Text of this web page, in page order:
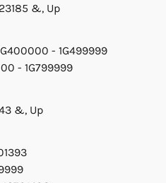
&, Up
- 1G499999
- 1G799999
&, Up